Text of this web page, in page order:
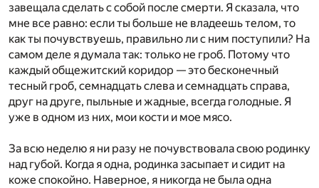
завещала сделать с собой после смерти. Я сказала, что
мне все равно: если ты больше не владеешь телом, то
как ты почувствуешь, правильно ли с ним поступили? На
самом деле я думала так: только не гроб. Потому что
каждый общежитский коридор — это бесконечный
тесный гроб, семнадцать слева и семнадцать справа,
друг на друге, пыльные и жадные, всегда голодные. Я
уже в одном из них, мои кости и мое мясо.
За всю неделю я ни разу не почувствовала свою родинку
над губой. Когда я одна, родинка засыпает и сидит на
коже спокойно. Наверное, я никогда не была одна